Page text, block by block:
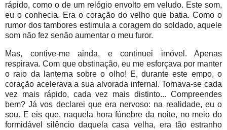
rápido, como o de um relógio envolto em veludo. Este som,
eu o conhecia. Era o coração do velho que batia. Como o
rumor dos tambores estimula a coragem do soldado, aquele
som não fez senão aumentar o meu furor.
Mas, contive-me ainda, e continuei imóvel. Apenas
respirava. Com que obstinação, eu me esforçava por manter
o raio da lanterna sobre o olho! E, durante este empo, o
coração acelerava a sua alvorada infernal. Tornava-se cada
vez mais rápido, cada vez mais distinto... Compreendes
bem? Já vos declarei que era nervoso: na realidade, eu o
sou. E eis que, naquela hora fúnebre da noite, no meio do
formidável silêncio daquela casa velha, era tão estranho